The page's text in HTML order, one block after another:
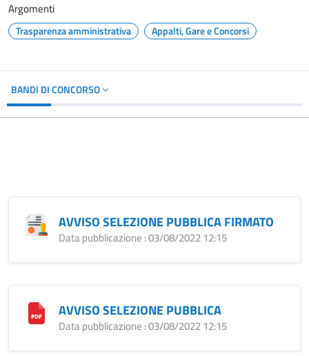
Argomenti
Trasparenza amministrativa Appalti, Gare e Concorsi
BANDI DI CONCORSO
AVVISO SELEZIONE PUBBLICA FIRMATO
Data pubblicazione : 03/08/2022 12:15
AVVISO SELEZIONE PUBBLICA
Data pubblicazione : 03/08/2022 12:15